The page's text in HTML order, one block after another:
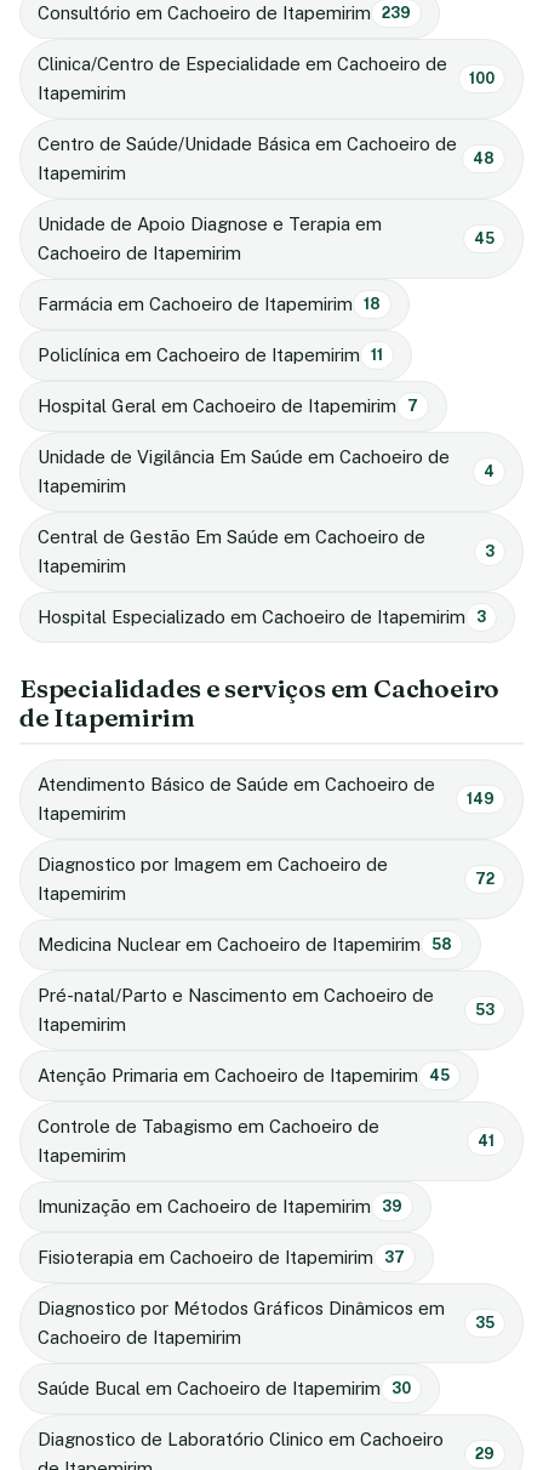
Consultório em Cachoeiro de Itapemirim 239
Clinica/Centro de Especialidade em Cachoeiro de
Itapemirim
100
Centro de Saúde/Unidade Básica em Cachoeiro de
Itapemirim
48
Unidade de Apoio Diagnose e Terapia em
Cachoeiro de Itapemirim
45
Farmácia em Cachoeiro de Itapemirim 18
Policlínica em Cachoeiro de Itapemirim 11
Hospital Geral em Cachoeiro de Itapemirim 7
Unidade de Vigilância Em Saúde em Cachoeiro de
Itapemirim
4
Central de Gestão Em Saúde em Cachoeiro de
Itapemirim
3
Hospital Especializado em Cachoeiro de Itapemirim 3
Especialidades e serviços em Cachoeiro
de Itapemirim
Atendimento Básico de Saúde em Cachoeiro de
Itapemirim
149
Diagnostico por Imagem em Cachoeiro de
Itapemirim
72
Medicina Nuclear em Cachoeiro de Itapemirim 58
Pré-natal/Parto e Nascimento em Cachoeiro de
Itapemirim
53
Atenção Primaria em Cachoeiro de Itapemirim 45
Controle de Tabagismo em Cachoeiro de
Itapemirim
41
Imunização em Cachoeiro de Itapemirim 39
Fisioterapia em Cachoeiro de Itapemirim 37
Diagnostico por Métodos Gráficos Dinâmicos em
Cachoeiro de Itapemirim
35
Saúde Bucal em Cachoeiro de Itapemirim 30
Diagnostico de Laboratório Clinico em Cachoeiro
29